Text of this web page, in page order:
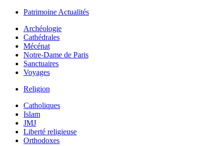
Patrimoine Actualités
Archéologie
Cathédrales
Mécénat
Notre-Dame de Paris
Sanctuaires
Voyages
Religion
Catholiques
Islam
JMJ
Liberté religieuse
Orthodoxes